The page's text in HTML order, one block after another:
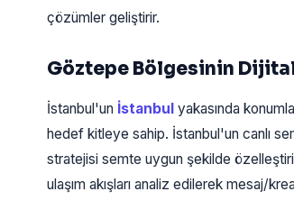
çözümler geliştirir.
Göztepe Bölgesinin
İstanbul'un İstanbul yakasında
hedef kitleye sahip. İstanbul'un canlı
stratejisi semte uygun şekilde
ulaşım akışları analiz edilerek mesaj/